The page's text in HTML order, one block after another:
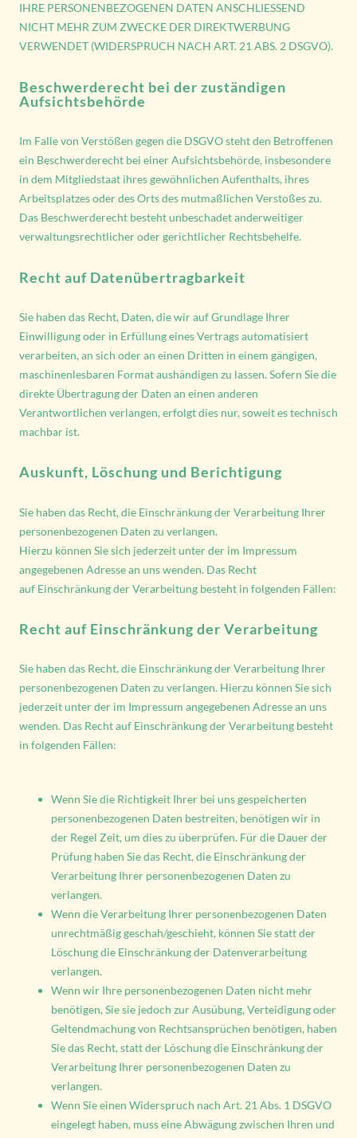
IHRE PERSONENBEZOGENEN DATEN ANSCHLIESSEND
NICHT MEHR ZUM ZWECKE DER DIREKTWERBUNG
VERWENDET (WIDERSPRUCH NACH ART. 21 ABS. 2 DSGVO).
Beschwerderecht bei der zuständigen
Aufsichtsbehörde
Im Falle von Verstößen gegen die DSGVO steht den Betroffenen
ein Beschwerderecht bei einer Aufsichtsbehörde, insbesondere
in dem Mitgliedstaat ihres gewöhnlichen Aufenthalts, ihres
Arbeitsplatzes oder des Orts des mutmaßlichen Verstoßes zu.
Das Beschwerderecht besteht unbeschadet anderweitiger
verwaltungsrechtlicher oder gerichtlicher Rechtsbehelfe.
Recht auf Datenübertragbarkeit
Sie haben das Recht, Daten, die wir auf Grundlage Ihrer
Einwilligung oder in Erfüllung eines Vertrags automatisiert
verarbeiten, an sich oder an einen Dritten in einem gängigen,
maschinenlesbaren Format aushändigen zu lassen. Sofern Sie die
direkte Übertragung der Daten an einen anderen
Verantwortlichen verlangen, erfolgt dies nur, soweit es technisch
machbar ist.
Auskunft, Löschung und Berichtigung
Sie haben das Recht, die Einschränkung der Verarbeitung Ihrer
personenbezogenen Daten zu verlangen.
Hierzu können Sie sich jederzeit unter der im Impressum
angegebenen Adresse an uns wenden. Das Recht
auf Einschränkung der Verarbeitung besteht in folgenden Fällen:
Recht auf Einschränkung der Verarbeitung
Sie haben das Recht, die Einschränkung der Verarbeitung Ihrer
personenbezogenen Daten zu verlangen. Hierzu können Sie sich
jederzeit unter der im Impressum angegebenen Adresse an uns
wenden. Das Recht auf Einschränkung der Verarbeitung besteht
in folgenden Fällen:
Wenn Sie die Richtigkeit Ihrer bei uns gespeicherten
personenbezogenen Daten bestreiten, benötigen wir in
der Regel Zeit, um dies zu überprüfen. Für die Dauer der
Prüfung haben Sie das Recht, die Einschränkung der
Verarbeitung Ihrer personenbezogenen Daten zu
verlangen.
Wenn die Verarbeitung Ihrer personenbezogenen Daten
unrechtmäßig geschah/geschieht, können Sie statt der
Löschung die Einschränkung der Datenverarbeitung
verlangen.
Wenn wir Ihre personenbezogenen Daten nicht mehr
benötigen, Sie sie jedoch zur Ausübung, Verteidigung oder
Geltendmachung von Rechtsansprüchen benötigen, haben
Sie das Recht, statt der Löschung die Einschränkung der
Verarbeitung Ihrer personenbezogenen Daten zu
verlangen.
Wenn Sie einen Widerspruch nach Art. 21 Abs. 1 DSGVO
eingelegt haben, muss eine Abwägung zwischen Ihren und